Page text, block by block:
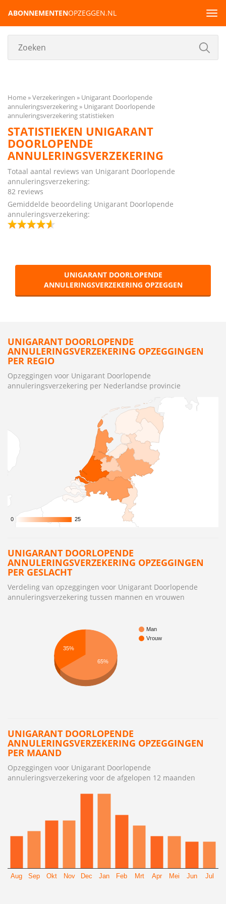
ABONNEMENTENOPZEGGEN.NL
Home Verzekeringen
Unigarant Doorlopende
annuleringsverzekering
Unigarant Doorlopende
annuleringsverzekering statistieken
STATISTIEKEN UNIGARANT
DOORLOPENDE
ANNULERINGSVERZEKERING
Totaal aantal reviews van Unigarant Doorlopende
annuleringsverzekering:
82 reviews
Gemiddelde beoordeling Unigarant Doorlopende
annuleringsverzekering:
UNIGARANT DOORLOPENDE
ANNULERINGSVERZEKERING OPZEGGEN
UNIGARANT DOORLOPENDE
ANNULERINGSVERZEKERING OPZEGGINGEN
PER REGIO
Opzeggingen voor Unigarant Doorlopende
annuleringsverzekering per Nederlandse provincie
0
0 25
25
UNIGARANT DOORLOPENDE
ANNULERINGSVERZEKERING OPZEGGINGEN
PER GESLACHT
Verdeling van opzeggingen voor Unigarant Doorlopende
annuleringsverzekering tussen mannen en vrouwen
Man
Vrouw
35%
65%
UNIGARANT DOORLOPENDE
ANNULERINGSVERZEKERING OPZEGGINGEN
PER MAAND
Opzeggingen voor Unigarant Doorlopende
annuleringsverzekering voor de afgelopen 12 maanden
Aug Sep Okt Nov Dec Jan Feb Mrt Apr Mei Jun Jul